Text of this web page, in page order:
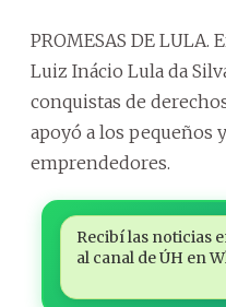
PROMESAS DE LULA.
Luiz Inácio Lula da
conquistas de
apoyó a los pequeños
emprendedores.
Recibí las noticias
al canal de ÚH en